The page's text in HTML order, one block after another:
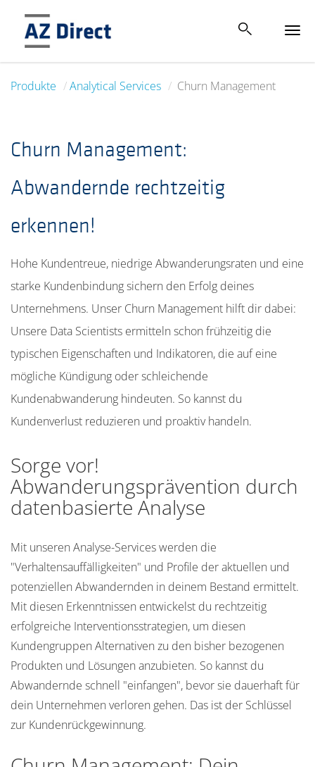
Produkte Analytical Services Churn Management
Churn Management:
Abwandernde rechtzeitig
erkennen!
Hohe Kundentreue, niedrige Abwanderungsraten und eine
starke Kundenbindung sichern den Erfolg deines
Unternehmens. Unser Churn Management hilft dir dabei:
Unsere Data Scientists ermitteln schon frühzeitig die
typischen Eigenschaften und Indikatoren, die auf eine
mögliche Kündigung oder schleichende
Kundenabwanderung hindeuten. So kannst du
Kundenverlust reduzieren und proaktiv handeln.
Sorge vor!
Abwanderungsprävention durch
datenbasierte Analyse
Mit unseren Analyse-Services werden die
"Verhaltensauffälligkeiten" und Profile der aktuellen und
potenziellen Abwandernden in deinem Bestand ermittelt.
Mit diesen Erkenntnissen entwickelst du rechtzeitig
erfolgreiche Interventionsstrategien, um diesen
Kundengruppen Alternativen zu den bisher bezogenen
Produkten und Lösungen anzubieten. So kannst du
Abwandernde schnell "einfangen", bevor sie dauerhaft für
dein Unternehmen verloren gehen. Das ist der Schlüssel
zur Kundenrückgewinnung.